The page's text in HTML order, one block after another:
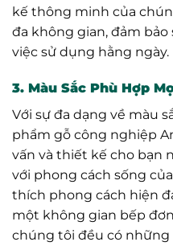
kế thông minh của
đa không gian, đảm
việc sử dụng hằng ngày.
3. Màu Sắc Phù Hợp
Với sự đa dạng về màu
phẩm gỗ công nghiệp
vấn và thiết kế cho bạn
với phong cách sống
thích phong cách hiện
một không gian bếp
chúng tôi đều có